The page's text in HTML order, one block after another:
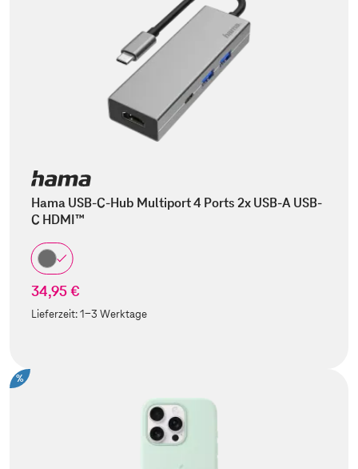
Hama USB-C-Hub Multiport 4 Ports 2x USB-A USB-
C HDMI™
34,95 €
Lieferzeit:1-3 Werktage
%